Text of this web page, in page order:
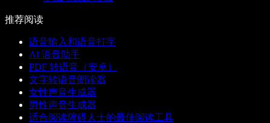
推荐阅读
语音输入和语音打字
AI 语音助手
PDF 转语音（安卓）
文字转语音朗读器
女性声音生成器
男性声音生成器
适合阅读障碍人士的最佳阅读工具